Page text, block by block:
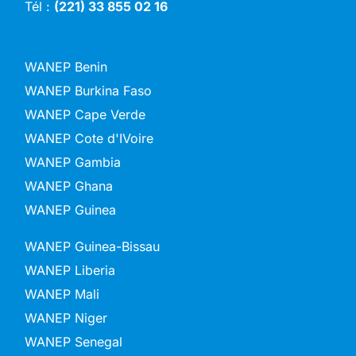
Tél : (221) 33 855 02 16
WANEP Benin
WANEP Burkina Faso
WANEP Cape Verde
WANEP Cote d'IVoire
WANEP Gambia
WANEP Ghana
WANEP Guinea
WANEP Guinea-Bissau
WANEP Liberia
WANEP Mali
WANEP Niger
WANEP Senegal